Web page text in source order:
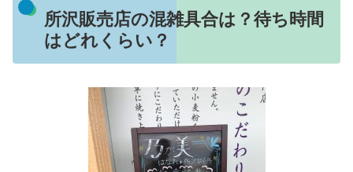
所沢販売店の混雑具合は？待ち時間
はどれくらい？